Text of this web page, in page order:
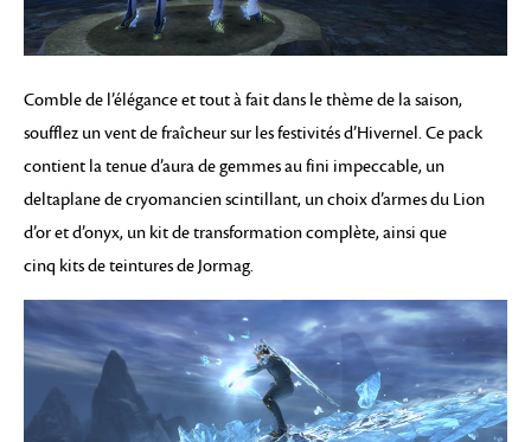
Comble de l’élégance et tout à fait dans le thème de la saison,
soufflez un vent de fraîcheur sur les festivités d’Hivernel. Ce pack
contient la tenue d’aura de gemmes au fini impeccable, un
deltaplane de cryomancien scintillant, un choix d’armes du Lion
d’or et d’onyx, un kit de transformation complète, ainsi que
cinq kits de teintures de Jormag.